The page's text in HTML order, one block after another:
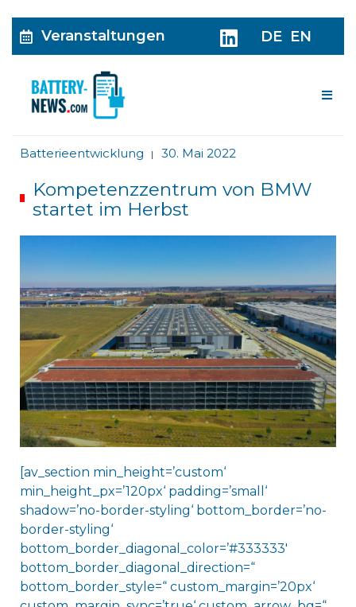
Veranstaltungen DE EN
Batterieentwicklung | 30. Mai 2022
Kompetenzzentrum von BMW
startet im Herbst
[av_section min_height=’custom‘
min_height_px=’120px‘ padding=’small‘
shadow=’no-border-styling‘ bottom_border=’no-
border-styling‘
bottom_border_diagonal_color=’#333333′
bottom_border_diagonal_direction=“
bottom_border_style=“ custom_margin=’20px‘